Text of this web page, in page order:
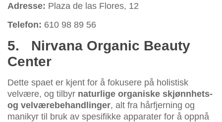
Adresse: Plaza de las Flores, 12
Telefon: 610 98 89 56
5. Nirvana Organic Beauty
Center
Dette spaet er kjent for å fokusere på holistisk
velvære, og tilbyr naturlige organiske skjønnhets-
og velværebehandlinger, alt fra hårfjerning og
manikyr til bruk av spesifikke apparater for å oppnå